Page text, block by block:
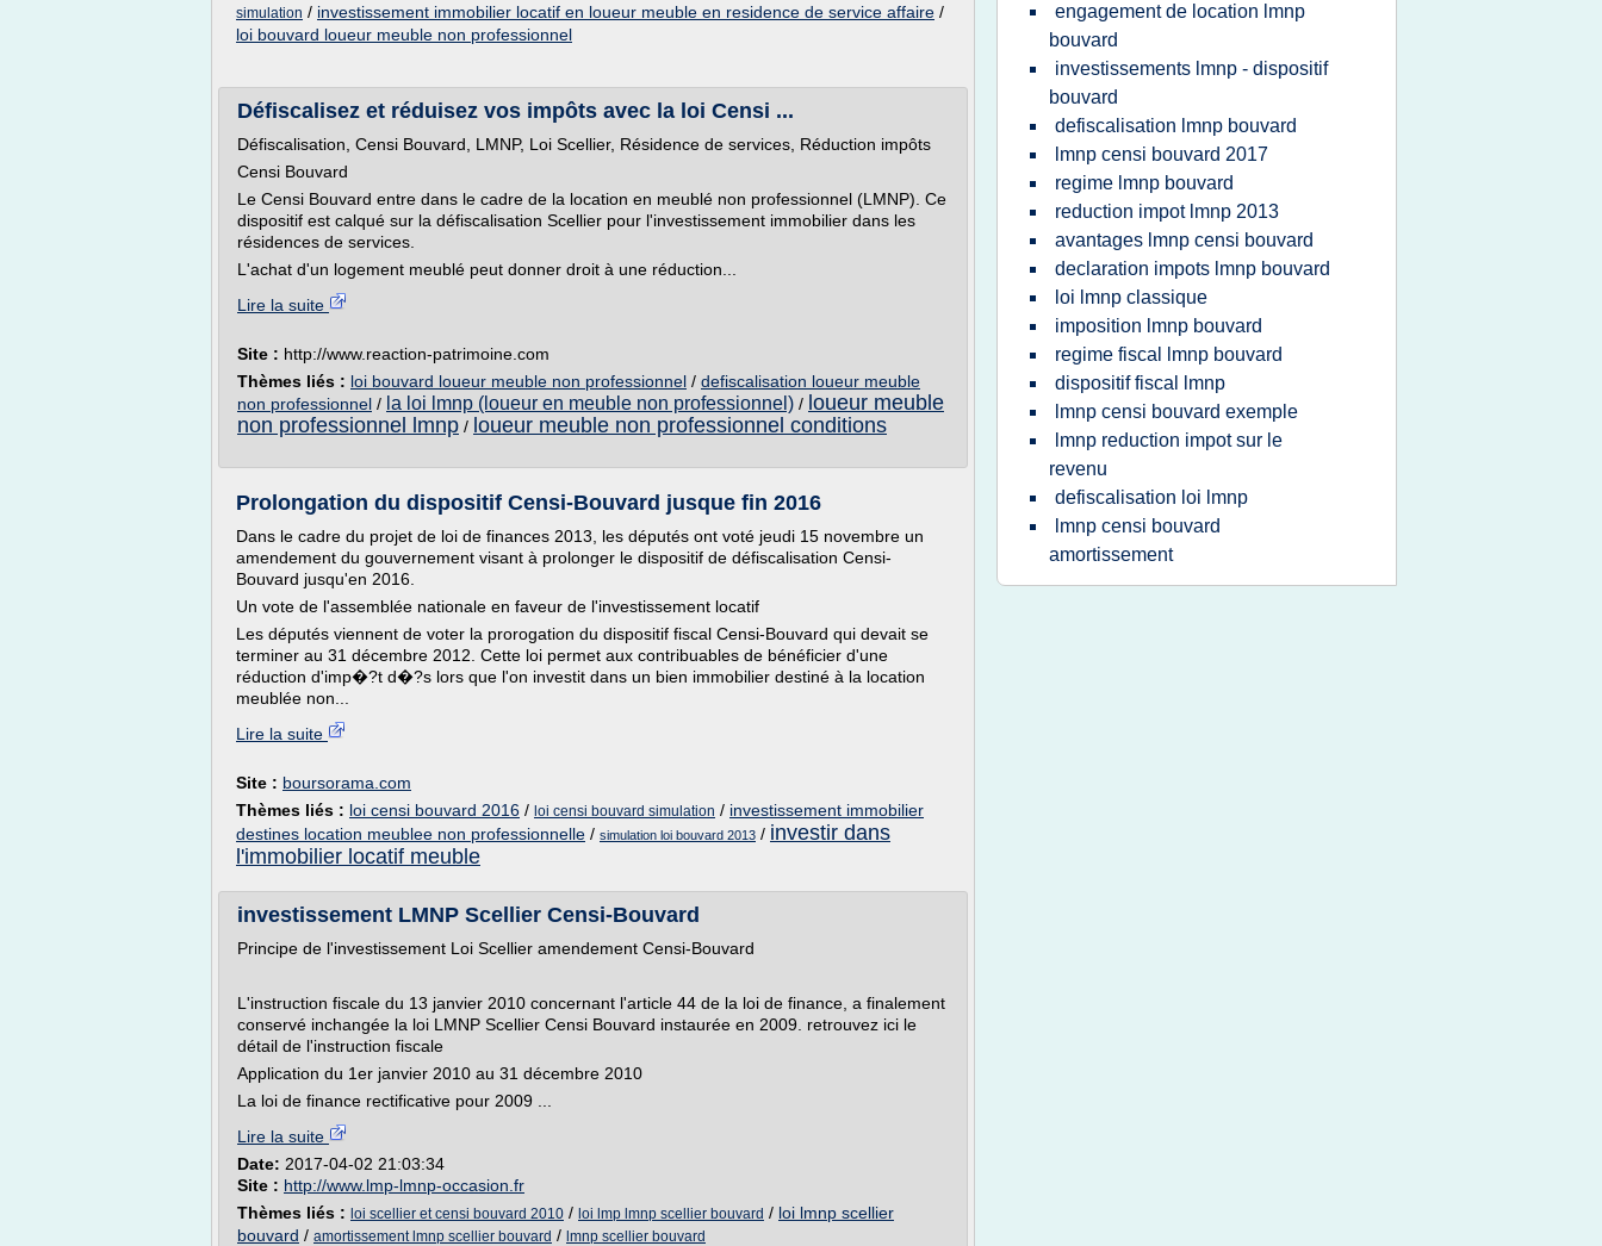
simulation / investissement immobilier locatif en loueur meuble en residence de service affaire /
loi bouvard loueur meuble non professionnel
Défiscalisez et réduisez vos impôts avec la loi Censi ...
Défiscalisation, Censi Bouvard, LMNP, Loi Scellier, Résidence de services, Réduction impôts
Censi Bouvard
Le Censi Bouvard entre dans le cadre de la location en meublé non professionnel (LMNP). Ce
dispositif est calqué sur la défiscalisation Scellier pour l'investissement immobilier dans les
résidences de services.
L'achat d'un logement meublé peut donner droit à une réduction...
Lire la suite
Site : http://www.reaction-patrimoine.com
Thèmes liés : loi bouvard loueur meuble non professionnel / defiscalisation loueur meuble
non professionnel / la loi lmnp (loueur en meuble non professionnel) / loueur meuble
non professionnel lmnp / loueur meuble non professionnel conditions
Prolongation du dispositif Censi-Bouvard jusque fin 2016
Dans le cadre du projet de loi de finances 2013, les députés ont voté jeudi 15 novembre un
amendement du gouvernement visant à prolonger le dispositif de défiscalisation Censi-
Bouvard jusqu'en 2016.
Un vote de l'assemblée nationale en faveur de l'investissement locatif
Les députés viennent de voter la prorogation du dispositif fiscal Censi-Bouvard qui devait se
terminer au 31 décembre 2012. Cette loi permet aux contribuables de bénéficier d'une
réduction d'imp�?t d�?s lors que l'on investit dans un bien immobilier destiné à la location
meublée non...
Lire la suite
Site : boursorama.com
Thèmes liés : loi censi bouvard 2016 / loi censi bouvard simulation / investissement immobilier
destines location meublee non professionnelle / simulation loi bouvard 2013 / investir dans
l'immobilier locatif meuble
investissement LMNP Scellier Censi-Bouvard
Principe de l'investissement Loi Scellier amendement Censi-Bouvard
L'instruction fiscale du 13 janvier 2010 concernant l'article 44 de la loi de finance, a finalement
conservé inchangée la loi LMNP Scellier Censi Bouvard instaurée en 2009. retrouvez ici le
détail de l'instruction fiscale
Application du 1er janvier 2010 au 31 décembre 2010
La loi de finance rectificative pour 2009 ...
Lire la suite
Date: 2017-04-02 21:03:34
Site : http://www.lmp-lmnp-occasion.fr
Thèmes liés : loi scellier et censi bouvard 2010 / loi lmp lmnp scellier bouvard / loi lmnp scellier
bouvard / amortissement lmnp scellier bouvard / lmnp scellier bouvard
engagement de location lmnp
bouvard
investissements lmnp - dispositif
bouvard
defiscalisation lmnp bouvard
lmnp censi bouvard 2017
regime lmnp bouvard
reduction impot lmnp 2013
avantages lmnp censi bouvard
declaration impots lmnp bouvard
loi lmnp classique
imposition lmnp bouvard
regime fiscal lmnp bouvard
dispositif fiscal lmnp
lmnp censi bouvard exemple
lmnp reduction impot sur le
revenu
defiscalisation loi lmnp
lmnp censi bouvard
amortissement